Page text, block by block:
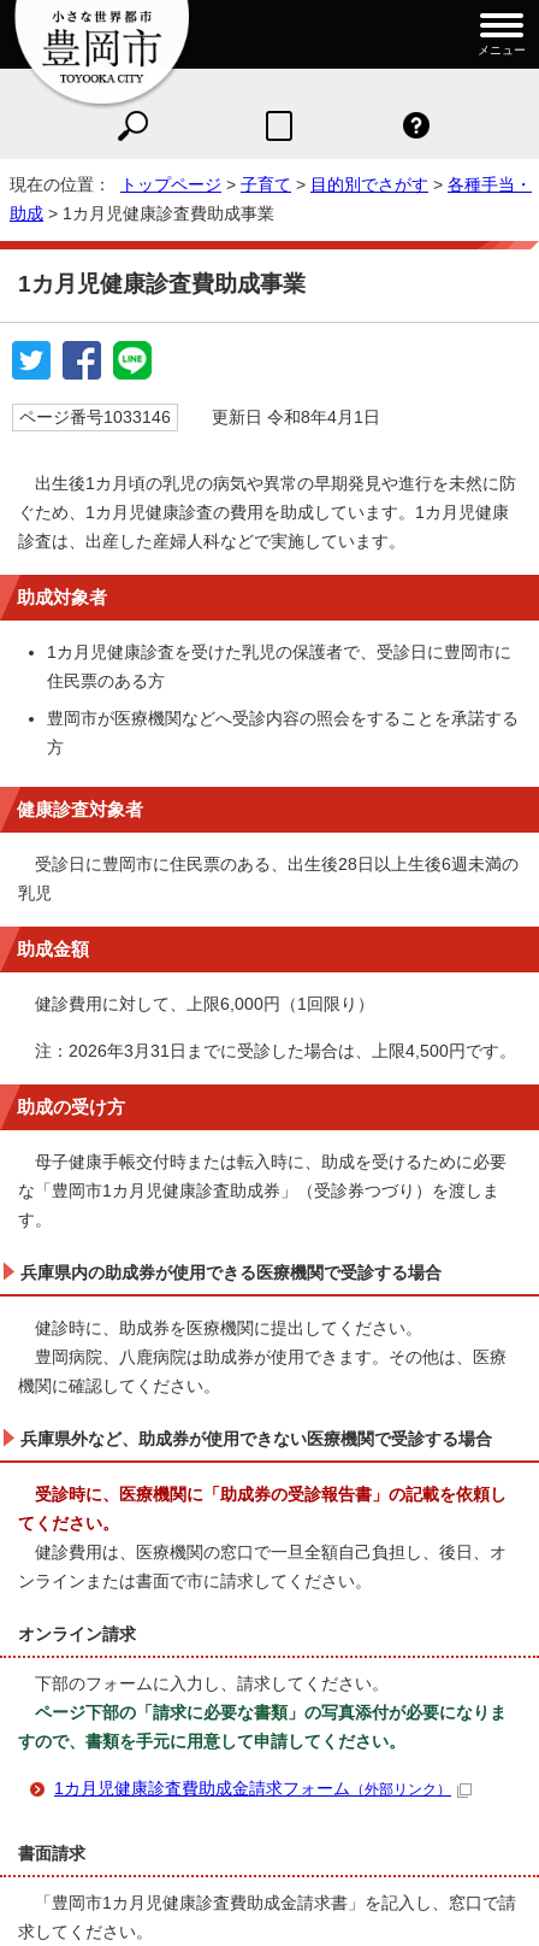
メニュー
現在の位置： トップページ > 子育て > 目的別でさがす > 各種手当・
助成 > 1カ月児健康診査費助成事業
1カ月児健康診査費助成事業
ページ番号1033146 更新日 令和8年4月1日
出生後1カ月頃の乳児の病気や異常の早期発見や進行を未然に防
ぐため、1カ月児健康診査の費用を助成しています。1カ月児健康
診査は、出産した産婦人科などで実施しています。
助成対象者
1カ月児健康診査を受けた乳児の保護者で、受診日に豊岡市に
住民票のある方
豊岡市が医療機関などへ受診内容の照会をすることを承諾する
方
健康診査対象者
受診日に豊岡市に住民票のある、出生後28日以上生後6週未満の
乳児
助成金額
健診費用に対して、上限6,000円（1回限り）
注：2026年3月31日までに受診した場合は、上限4,500円です。
助成の受け方
母子健康手帳交付時または転入時に、助成を受けるために必要
な「豊岡市1カ月児健康診査助成券」（受診券つづり）を渡しま
す。
兵庫県内の助成券が使用できる医療機関で受診する場合
健診時に、助成券を医療機関に提出してください。
豊岡病院、八鹿病院は助成券が使用できます。その他は、医療
機関に確認してください。
兵庫県外など、助成券が使用できない医療機関で受診する場合
受診時に、医療機関に「助成券の受診報告書」の記載を依頼し
てください。
健診費用は、医療機関の窓口で一旦全額自己負担し、後日、オ
ンラインまたは書面で市に請求してください。
オンライン請求
下部のフォームに入力し、請求してください。
ページ下部の「請求に必要な書類」の写真添付が必要になりま
すので、書類を手元に用意して申請してください。
1カ月児健康診査費助成金請求フォーム （外部リンク）
書面請求
「豊岡市1カ月児健康診査費助成金請求書」を記入し、窓口で請
求してください。